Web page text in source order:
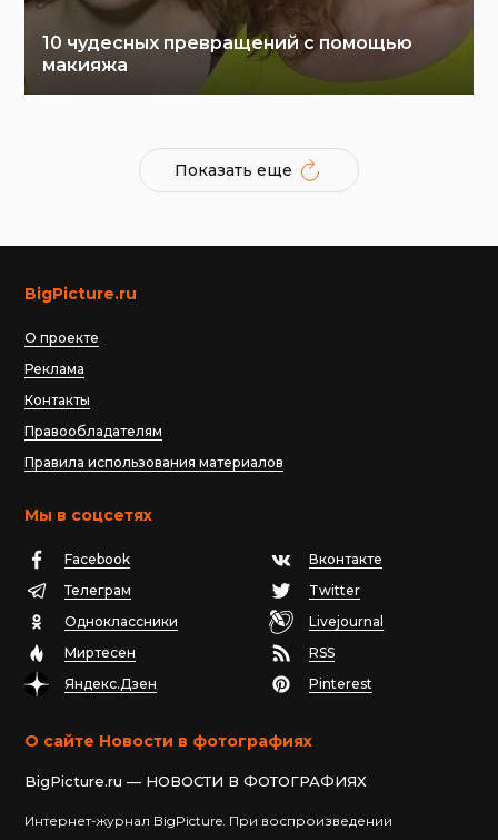
10 чудесных превращений с помощью
макияжа
Показать еще
BigPicture.ru
О проекте
Реклама
Контакты
Правообладателям
Правила использования материалов
Мы в соцсетях
Facebook
Вконтакте
Телеграм
Twitter
Одноклассники
Livejournal
Миртесен
RSS
Яндекс.Дзен
Pinterest
О сайте Новости в фотографиях
BigPicture.ru — НОВОСТИ В ФОТОГРАФИЯХ
Интернет-журнал BigPicture. При воспроизведении